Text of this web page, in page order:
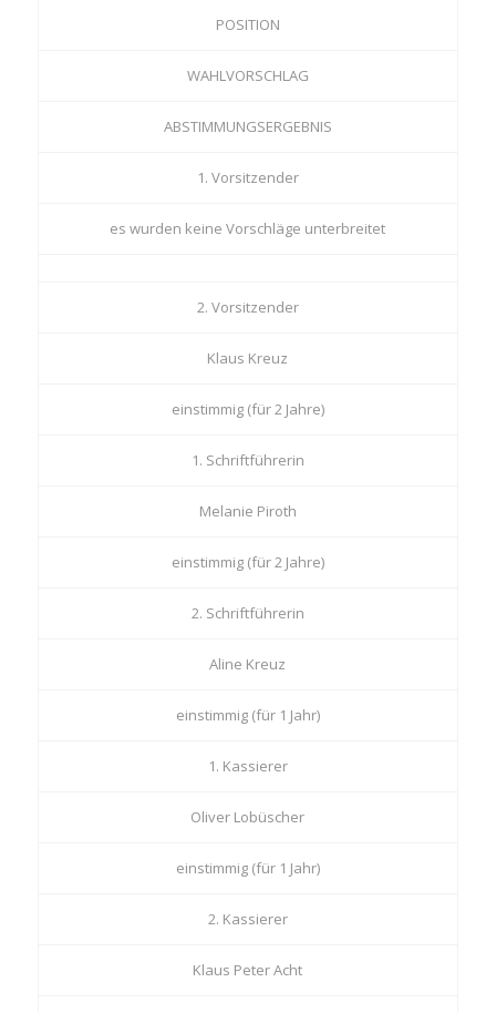
POSITION
WAHLVORSCHLAG
ABSTIMMUNGSERGEBNIS
1. Vorsitzender
es wurden keine Vorschläge unterbreitet
2. Vorsitzender
Klaus Kreuz
einstimmig (für 2 Jahre)
1. Schriftführerin
Melanie Piroth
einstimmig (für 2 Jahre)
2. Schriftführerin
Aline Kreuz
einstimmig (für 1 Jahr)
1. Kassierer
Oliver Lobüscher
einstimmig (für 1 Jahr)
2. Kassierer
Klaus Peter Acht